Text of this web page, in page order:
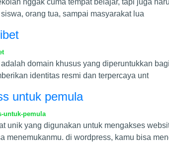
nggak cuma tempat belajar, tapi juga
orang tua, sampai masyarakat lua
domain khusus yang diperuntukkan
identitas resmi dan terpercaya unt
untuk pemula
untuk-pemula
unik yang digunakan untuk mengakses
menemukanmu. di wordpress, kamu bisa